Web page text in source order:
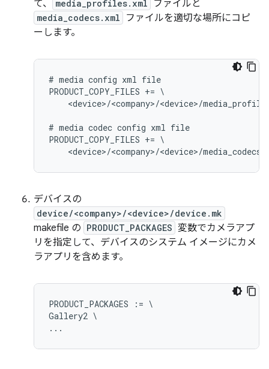
て、
media_profiles.xml ファイルと
media_codecs.xml
ファイルを適切な場所にコピ
ーします。
# media config xml file
PRODUCT_COPY_FILES += \
<device>/<company>/<device>/
# media codec config xml file
PRODUCT_COPY_FILES += \
デバイスの
device/<company>/<device>/device.mk
makefile の PRODUCT_PACKAGES 変数でカメラアプ
リを指定して、デバイスのシステム イメージにカメ
ラアプリを含めます。
PRODUCT_PACKAGES := \
Gallery2 \